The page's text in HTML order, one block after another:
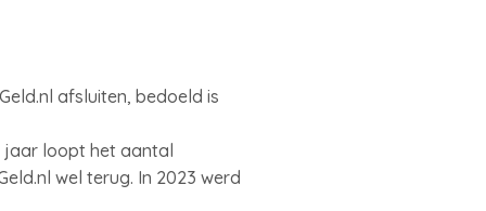
afsluiten, bedoeld is
loopt het aantal
wel terug. In 2023 werd